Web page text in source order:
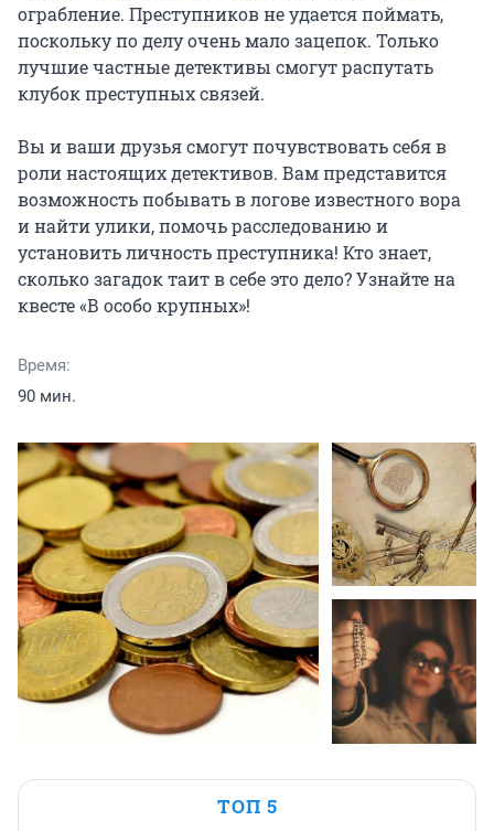
ограбление. Преступников не удается поймать,
поскольку по делу очень мало зацепок. Только
лучшие частные детективы смогут распутать
клубок преступных связей.
Вы и ваши друзья смогут почувствовать себя в
роли настоящих детективов. Вам представится
возможность побывать в логове известного вора
и найти улики, помочь расследованию и
установить личность преступника! Кто знает,
сколько загадок таит в себе это дело? Узнайте на
квесте «В особо крупных»!
Время:
90 мин.
ТОП 5